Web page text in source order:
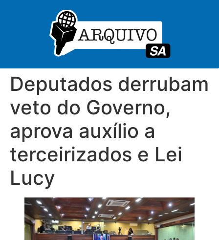
Deputados derrubam
veto do Governo,
aprova auxílio a
terceirizados e Lei
Lucy